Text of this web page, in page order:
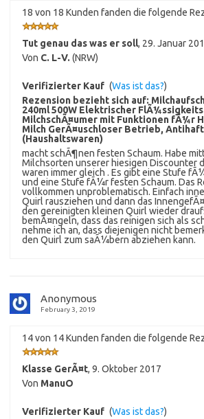
18 von 18 Kunden fanden die folgende
Tut genau das was er soll, 29. Januar
Von C. L-V. (NRW)
Verifizierter Kauf (Was ist das?)
Rezension bezieht sich auf:
240ml 500W Elektrischer
MilchschÃ¤umer mit Funktionen fÃ¼r
Milch GerÃ¤uschloser Betrieb,
(Haushaltswaren)
macht schÃ¶nen festen Schaum. Habe
Milchsorten unserer hiesigen Discounter
waren immer gleich . Es gibt eine Stufe
und eine Stufe fÃ¼r festen Schaum. Das
vollkommen unproblematisch. Einfach
Quirl rausziehen und dann das
den gereinigten kleinen Quirl wieder
bemÃ¤ngeln, dass das reinigen sich als
nehme ich an, dass diejenigen nicht
den Quirl zum saÃ¼bern abziehen kann.
Anonymous
February 3, 2019
14 von 14 Kunden fanden die folgende
Klasse GerÃ¤t, 9. Oktober 2017
Von ManuO
Verifizierter Kauf (Was ist das?)